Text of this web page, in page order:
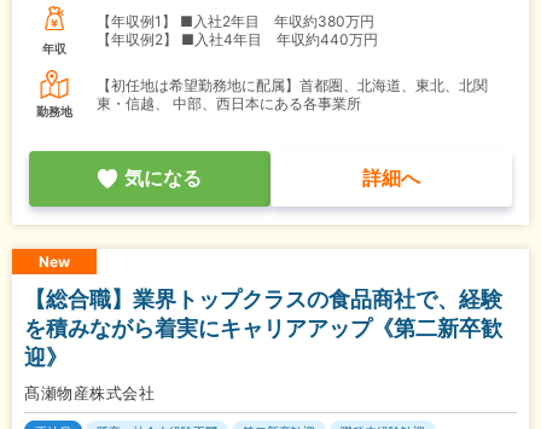
年収
【年収例1】
■入社2年目 年収約380万円
【年収例2】
■入社4年目 年収約440万円
勤務地
【初任地は希望勤務地に配属】首都圏、北海道、東北、北関
東・信越、 中部、西日本にある各事業所
気になる 詳細へ
New
【総合職】業界トップクラスの食品商社で、経験
を積みながら着実にキャリアアップ《第二新卒歓
迎》
髙瀬物産株式会社